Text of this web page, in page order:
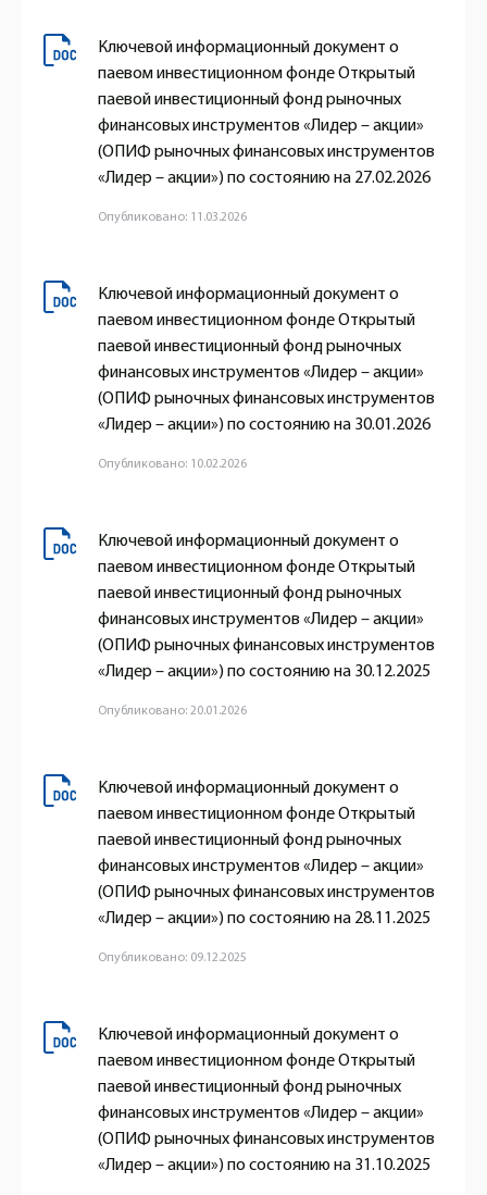
Ключевой информационный документ о
паевом инвестиционном фонде Открытый
паевой инвестиционный фонд рыночных
финансовых инструментов «Лидер – акции»
(ОПИФ рыночных финансовых инструментов
«Лидер – акции») по состоянию на 27.02.2026
Опубликовано: 11.03.2026
Ключевой информационный документ о
паевом инвестиционном фонде Открытый
паевой инвестиционный фонд рыночных
финансовых инструментов «Лидер – акции»
(ОПИФ рыночных финансовых инструментов
«Лидер – акции») по состоянию на 30.01.2026
Опубликовано: 10.02.2026
Ключевой информационный документ о
паевом инвестиционном фонде Открытый
паевой инвестиционный фонд рыночных
финансовых инструментов «Лидер – акции»
(ОПИФ рыночных финансовых инструментов
«Лидер – акции») по состоянию на 30.12.2025
Опубликовано: 20.01.2026
Ключевой информационный документ о
паевом инвестиционном фонде Открытый
паевой инвестиционный фонд рыночных
финансовых инструментов «Лидер – акции»
(ОПИФ рыночных финансовых инструментов
«Лидер – акции») по состоянию на 28.11.2025
Опубликовано: 09.12.2025
Ключевой информационный документ о
паевом инвестиционном фонде Открытый
паевой инвестиционный фонд рыночных
финансовых инструментов «Лидер – акции»
(ОПИФ рыночных финансовых инструментов
«Лидер – акции») по состоянию на 31.10.2025